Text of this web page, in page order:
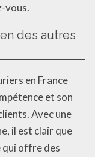
vous.
des autres
en France
et son
Avec une
il est clair que
qui offre des